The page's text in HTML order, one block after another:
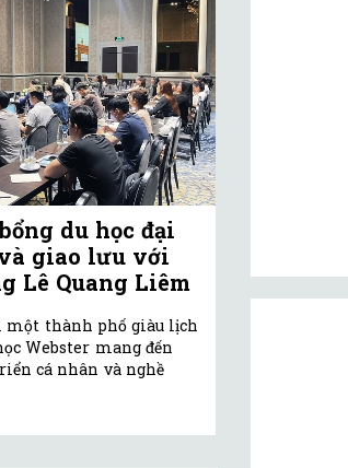
du học đại
giao lưu với
Lê Quang Liêm
một thành phố giàu lịch
Webster mang đến
cá nhân và nghề